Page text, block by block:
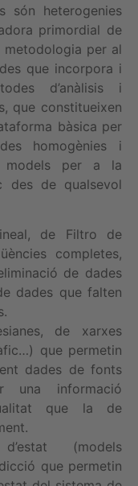
són heterogenies
primordial de
metodologia per al
que incorpora i
d’anàlisis i
que constitueixen
bàsica per
homogènies i
models per a la
de qualsevol
de Filtro de
completes,
de dades
dades que falten
de xarxes
que permetin
dades de fonts
una informació
que la de
(models
que permetin